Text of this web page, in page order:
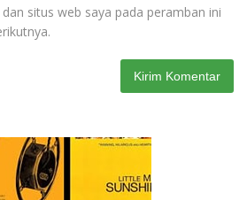
situs web saya pada peramban ini